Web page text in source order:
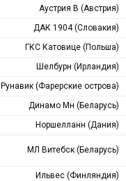
Аустрия В (Австрия)
ДАК 1904 (Словакия)
ГКС Катовице (Польша)
Шелбурн (Ирландия)
Рунавик (Фарерские острова)
Динамо Мн (Беларусь)
Норшелланн (Дания)
МЛ Витебск (Беларусь)
Ильвес (Финляндия)